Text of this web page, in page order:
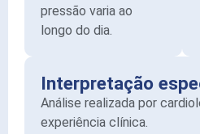
pressão varia ao
longo do dia.
Interpretação
Análise realizada por
experiência clínica.